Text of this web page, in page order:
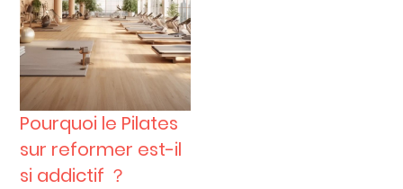
Pourquoi le Pilates
sur reformer est-il
si addictif ？